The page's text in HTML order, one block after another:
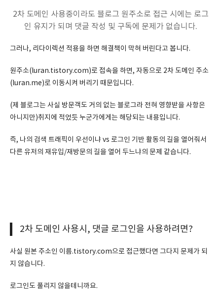
2차 도메인 사용중이라도 블로그 원주소로 접근 시에는 로그
인 유지가 되며 댓글 작성 및 구독에 문제가 없습니다.
그러나, 리다이렉션 적용을 하면 해결책이 막혀 버린다고 봅니다.
원주소(luran.tistory.com)로 접속을 하면, 자동으로 2차 도메인 주소
(luran.me)로 이동시켜 버리기 때문입니다.
(제 블로그는 사실 방문객도 거의 없는 블로그라 전혀 영향받을 사항은
아니지만)취지에 적었듯 누군가에게는 해당되는 내용입니다.
즉, 나의 검색 트래픽이 우선이냐 vs 로그인 기반 활동의 길을 열어줘서
다른 유저의 재유입/재방문의 길을 열어 두느냐의 문제 같습니다.
2차 도메인 사용시, 댓글 로그인을 사용하려면?
사실 원본 주소인 이름.tistory.com으로 접근했다면 그다지 문제가 되
지 않습니다.
로그인도 풀리지 않을테니까요.